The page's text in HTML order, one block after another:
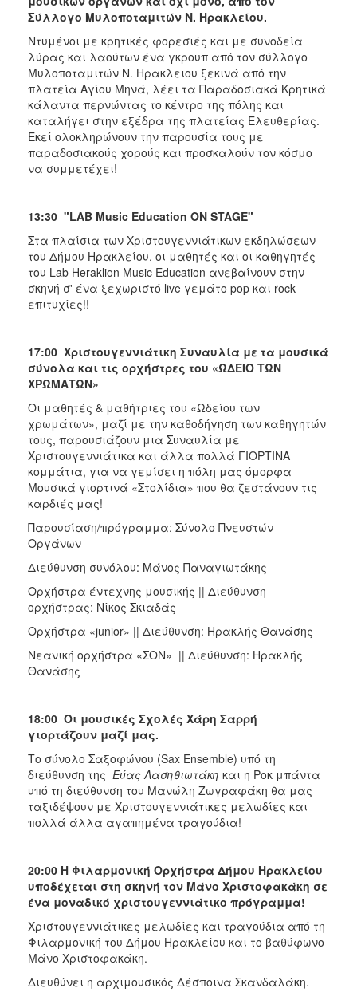
Σύλλογο Μυλοποταμιτών Ν. Ηρακλείου.
Ντυμένοι με κρητικές φορεσιές και με συνοδεία
λύρας και λαούτων ένα γκρουπ από τον σύλλογο
Μυλοποταμιτών Ν. Ηρακλειου ξεκινά από την
πλατεία Αγίου Μηνά, λέει τα Παραδοσιακά Κρητικά
κάλαντα περνώντας το κέντρο της πόλης και
καταλήγει στην εξέδρα της πλατείας Ελευθερίας.
Εκεί ολοκληρώνουν την παρουσία τους με
παραδοσιακούς χορούς και προσκαλούν τον κόσμο
να συμμετέχει!
13:30 "LAB Music Education ΟN STAGE"
Στα πλαίσια των Χριστουγεννιάτικων εκδηλώσεων
του Δήμου Ηρακλείου, οι μαθητές και οι καθηγητές
του Lab Heraklion Music Education ανεβαίνουν στην
σκηνή σ' ένα ξεχωριστό live γεμάτο pop και rock
επιτυχίες!!
17:00 Χριστουγεννιάτικη Συναυλία με τα μουσικά
σύνολα και τις ορχήστρες του «ΩΔΕΙO ΤΩΝ
ΧΡΩΜΑΤΩΝ»
Οι μαθητές & μαθήτριες του «Ωδείου των
χρωμάτων», μαζί με την καθοδήγηση των καθηγητών
τους, παρουσιάζουν μια Συναυλία με
Χριστουγεννιάτικα και άλλα πολλά ΓΙΟΡΤΙΝΑ
κομμάτια, για να γεμίσει η πόλη μας όμορφα
Μουσικά γιορτινά «Στολίδια» που θα ζεστάνουν τις
καρδιές μας!
Παρουσίαση/πρόγραμμα: Σύνολο Πνευστών
Οργάνων
Διεύθυνση συνόλου: Μάνος Παναγιωτάκης
Ορχήστρα έντεχνης μουσικής || Διεύθυνση
ορχήστρας: Νίκος Σκιαδάς
Ορχήστρα «junior» || Διεύθυνση: Ηρακλής Θανάσης
Νεανική ορχήστρα «ΣΟΝ» || Διεύθυνση: Ηρακλής
Θανάσης
18:00 Οι μουσικές Σχολές Χάρη Σαρρή
γιορτάζουν μαζί μας.
Το σύνολο Σαξοφώνου (Sax Ensemble) υπό τη
διεύθυνση της Εύας Λασηθιωτάκη και η Ροκ μπάντα
υπό τη διεύθυνση του Μανώλη Ζωγραφάκη θα μας
ταξιδέψουν με Χριστουγεννιάτικες μελωδίες και
πολλά άλλα αγαπημένα τραγούδια!
20:00 Η Φιλαρμονική Ορχήστρα Δήμου Ηρακλείου
υποδέχεται στη σκηνή τον Μάνο Χριστοφακάκη σε
ένα μοναδικό χριστουγεννιάτικο πρόγραμμα!
Χριστουγεννιάτικες μελωδίες και τραγούδια από τη
Φιλαρμονική του Δήμου Ηρακλείου και το βαθύφωνο
Μάνο Χριστοφακάκη.
Διευθύνει η αρχιμουσικός Δέσποινα Σκανδαλάκη.